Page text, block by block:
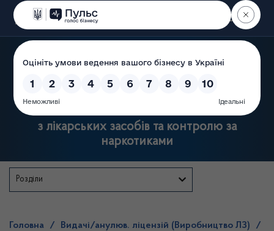
Пошук
Державна служба України
з лікарських засобів та контролю за
наркотиками
Розділи
Головна / Видачі/анулюв. ліцензій (Виробництво ЛЗ)
/